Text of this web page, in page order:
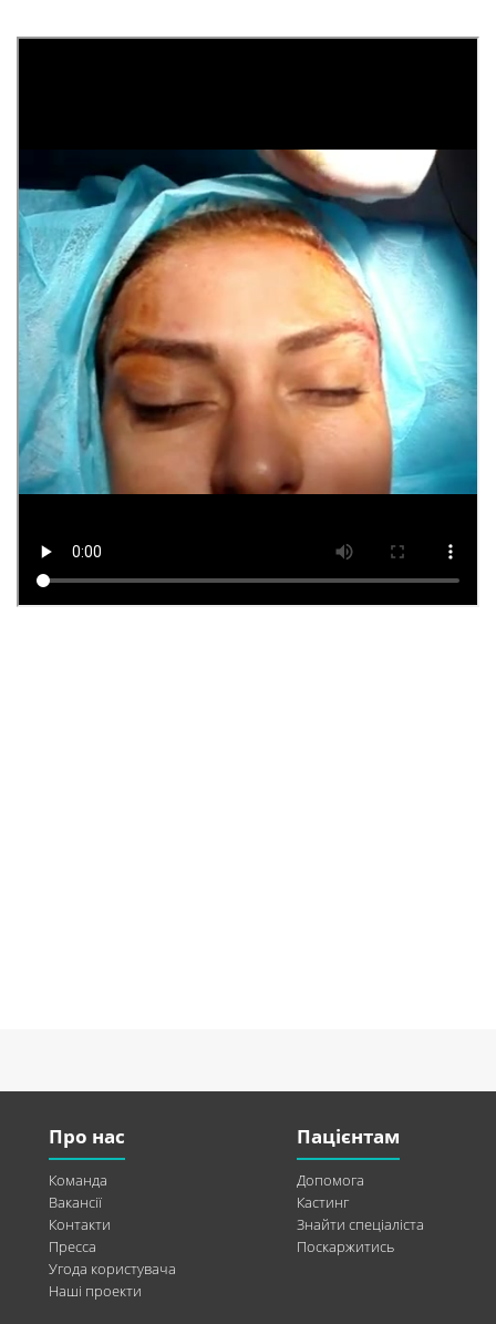
Про нас
Команда
Вакансії
Контакти
Пресса
Угода користувача
Наші проекти
Пацієнтам
Допомога
Кастинг
Знайти спеціаліста
Поскаржитись